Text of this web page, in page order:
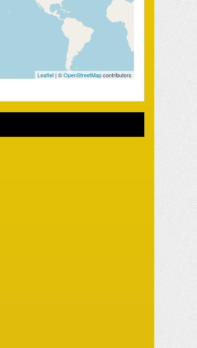
Leaflet | ©OpenStreetMapcontributors